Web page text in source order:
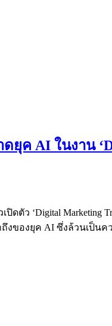
ยุค AI ในงาน
ว ‘Digital Marketing
งของยุค AI ซึ่งล้วนเป็